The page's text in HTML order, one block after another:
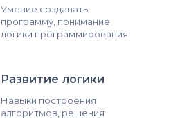
Умение создавать
программу, понимание
логики программирования
Развитие логики
Навыки построения
алгоритмов, решения